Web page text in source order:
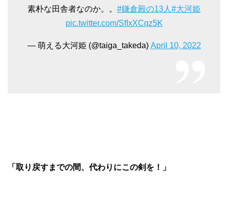
素朴な田舎者なのか。。 #鎌倉殿の13人 #大河姫
pic.twitter.com/SfIxXCqz5K
— 萌える大河姫 (@taiga_takeda) April 10, 2022
「取り戻すまでの間、代わりにこの剣を！」